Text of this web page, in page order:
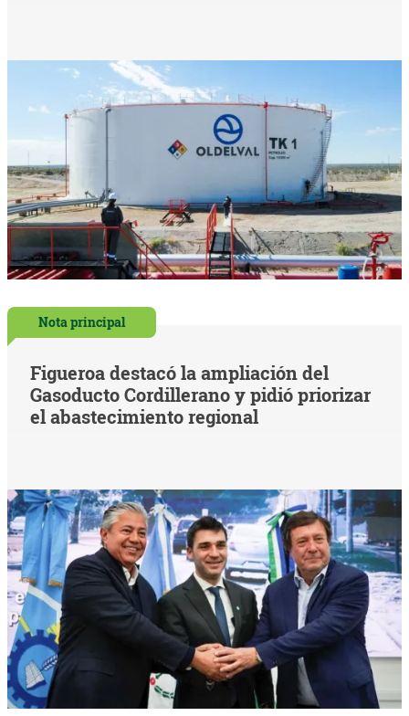
Nota principal
Figueroa destacó la ampliación del
Gasoducto Cordillerano y pidió priorizar
el abastecimiento regional